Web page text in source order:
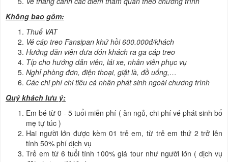
Không bao gồm:
Thuế VAT
Vé cáp treo Fansipan khứ hồi 600.000đ/khách
Hướng dẫn viên đưa đón khách ra ga cáp treo
Típ cho hướng dẫn viên, lái xe, nhân viên phục vụ
Nghỉ phòng đơn, điện thoại, giặt là, đồ uống,…
Các chi phí chi tiêu cá nhân phát sinh ngoài chương trình
Quý khách lưu ý:
Em bé từ 0 - 5 tuổi miễn phí ( ăn ngủ, chi phí vé phát sinh bố
mẹ tự túc )
Hai người lớn được kèm 01 trẻ em, từ trẻ em thứ 2 trở lên
tính 50% phí dịch vụ
Trẻ em từ 6 tuổi tính 100% giá tour như người lớn ( dịch vụ